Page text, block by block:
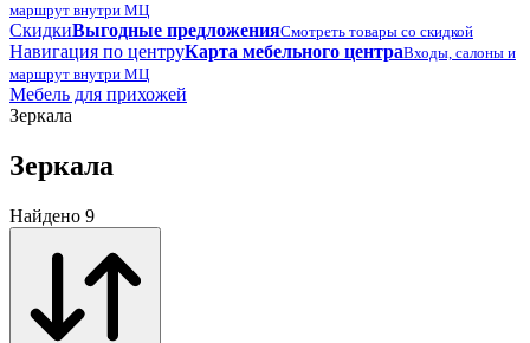
маршрут внутри МЦ
СкидкиВыгодные предложенияСмотреть товары со скидкой
Навигация по центруКарта мебельного центраВходы, салоны и
маршрут внутри МЦ
Мебель для прихожей
Зеркала
Зеркала
Найдено 9